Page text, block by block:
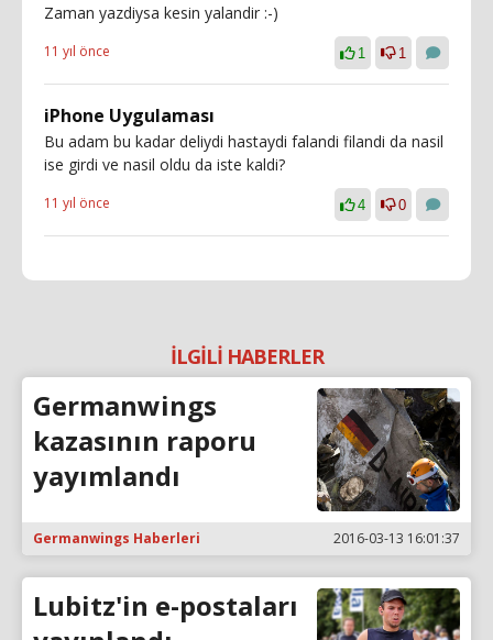
Zaman yazdiysa kesin yalandir :-)
11 yıl önce 1 1
iPhone Uygulaması
Bu adam bu kadar deliydi hastaydi falandi filandi da nasil
ise girdi ve nasil oldu da iste kaldi?
11 yıl önce 4 0
İLGİLİ HABERLER
Germanwings
kazasının raporu
yayımlandı
Germanwings Haberleri 2016-03-13 16:01:37
Lubitz'in e-postaları